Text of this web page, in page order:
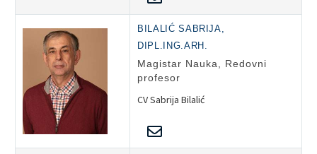
BILALIĆ SABRIJA,
DIPL.ING.ARH.
Magistar Nauka, Redovni
profesor
CV Sabrija Bilalić